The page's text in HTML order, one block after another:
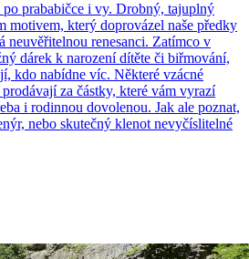
prababičce i vy. Drobný, tajuplný
motivem, který doprovázel naše předky
neuvěřitelnou renesanci. Zatímco v
dárek k narození dítěte či biřmování,
kdo nabídne víc. Některé vzácné
za částky, které vám vyrazí
i rodinnou dovolenou. Jak ale poznat,
nebo skutečný klenot nevyčíslitelné